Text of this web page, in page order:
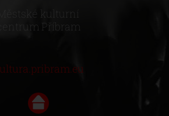
Městské kulturní
centrum Příbram